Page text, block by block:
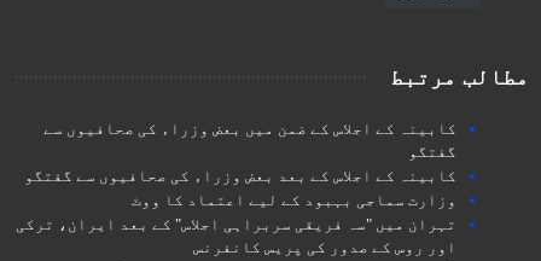
مطالب مرتبط
کابینہ کے اجلاس کے ضمن میں بعض وزراء کی صحافیوں سے
گفتگو
کابینہ کے اجلاس کے بعد بعض وزراء کی صحافیوں سے گفتگو
وزارت سماجی بہبود کے لیے اعتماد کا ووٹ
تہران میں "سہ فریقی سربراہی اجلاس" کے بعد ایران، ترکی
اور روس کے صدور کی پریس کانفرنس